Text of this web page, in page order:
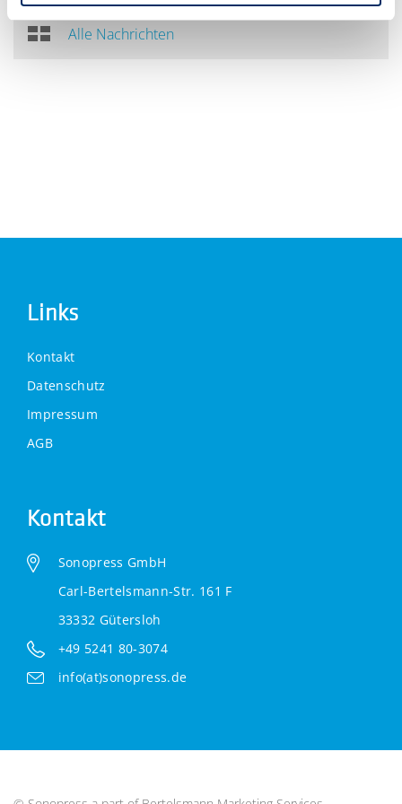
Alle Nachrichten
Links
Kontakt
Datenschutz
Impressum
AGB
Kontakt
Sonopress GmbH
Carl-Bertelsmann-Str. 161 F
33332 Gütersloh
+49 5241 80-3074
info(at)sonopress.de